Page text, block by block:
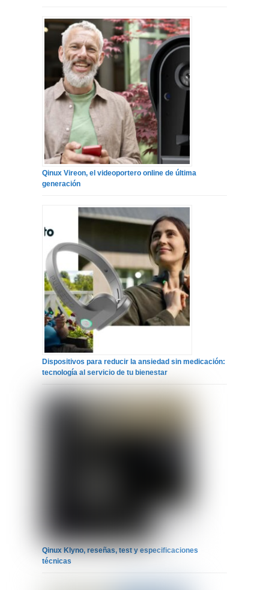
Qinux Vireon, el videoportero online de última
generación
Dispositivos para reducir la ansiedad sin medicación:
tecnología al servicio de tu bienestar
Qinux Klyno, reseñas, test y especificaciones
técnicas